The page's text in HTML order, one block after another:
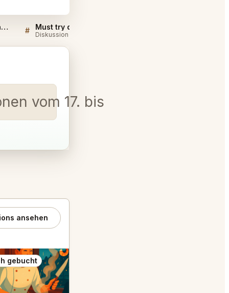
Restaurant Moon Amsterdam FAQ # Diskussion
vom 17. bis 19. August
ansehen
gebucht